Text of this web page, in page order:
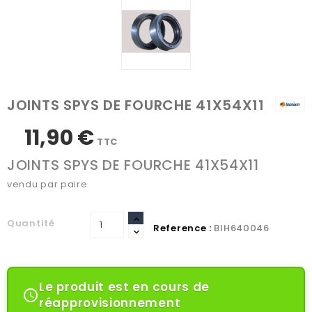
JOINTS SPYS DE FOURCHE 41X54X11
11,90 € TTC
JOINTS SPYS DE FOURCHE 41X54X11
vendu par paire
Quantité Reference : BIH640046
Le produit est en cours de
réapprovisionnement